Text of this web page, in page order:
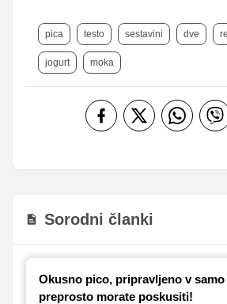
pica testo sestavini dve
jogurt moka
Sorodni članki
Okusno pico, pripravljeno v
preprosto morate poskusiti!